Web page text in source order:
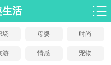
生活
场 母婴 时尚
游 情感 宠物